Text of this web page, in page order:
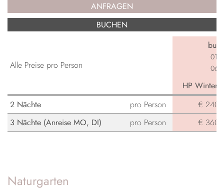
ANFRAGEN
BUCHEN
Alle Preise pro Person
HP
2 Nächte
pro Person
€ 240,-
3 Nächte (Anreise MO, DI)
pro Person € 360,-
Naturgarten